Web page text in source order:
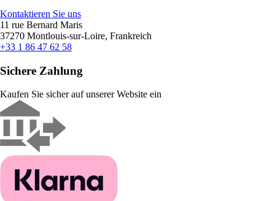
Kontaktieren Sie uns
11 rue Bernard Maris
37270 Montlouis-sur-Loire, Frankreich
+33 1 86 47 62 58
Sichere Zahlung
Kaufen Sie sicher auf unserer Website ein